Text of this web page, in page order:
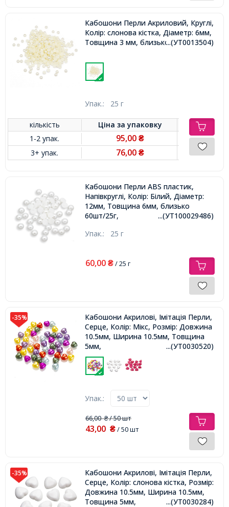
Кабошони Перли Акриловий, Круглі,
Колір: слонова кістка, Діаметр: 6мм,
Товщина 3 мм, близько 230шт/25г,
...(УТ0013504)
Упак.: 25 г
кількість Ціна заупаковку
1-2 упак.
95,00₴
3+ упак. 76,00₴
Кабошони Перли ABS пластик,
Напівкруглі, Колір: Білий, Діаметр:
12мм, Товщина 6мм, близько
60шт/25г,
...(УТ100029486)
Упак.: 25 г
60,00 ₴/ 25 г
-35%
Кабошони Акрилові, Імітація Перли,
Серце, Колір: Мікс, Розмір: Довжина
10.5мм, Ширина 10.5мм, Товщина
5мм,
...(УТ0030520)
Упак.:
66,00₴/ 50 шт
43,00 ₴/ 50 шт
-35%
Кабошони Акрилові, Імітація Перли,
Серце, Колір: слонова кістка, Розмір:
Довжина 10.5мм, Ширина 10.5мм,
Товщина 5мм,
...(УТ0030284)